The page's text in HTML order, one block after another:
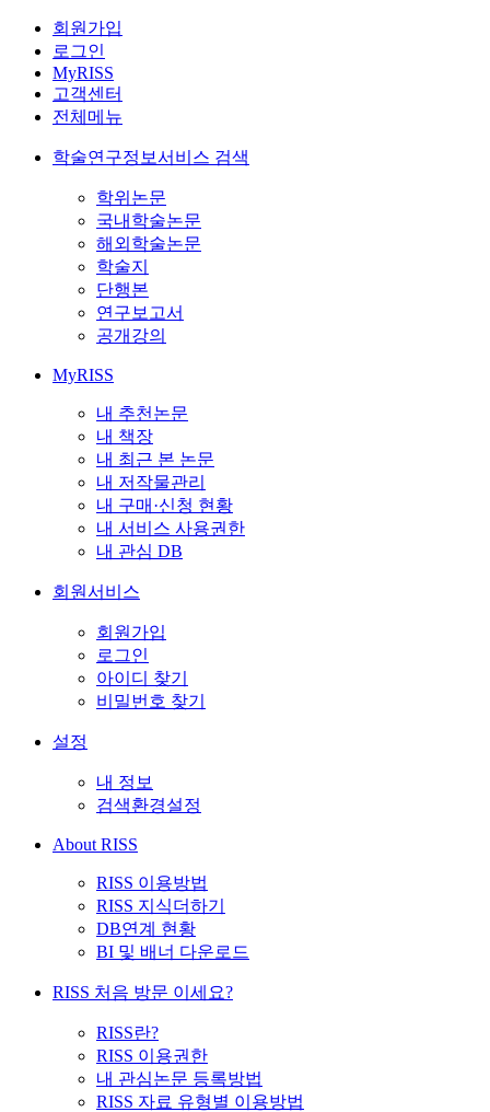
회원가입
로그인
MyRISS
고객센터
전체메뉴
학술연구정보서비스 검색
학위논문
국내학술논문
해외학술논문
학술지
단행본
연구보고서
공개강의
MyRISS
내 추천논문
내 책장
내 최근 본 논문
내 저작물관리
내 구매·신청 현황
내 서비스 사용권한
내 관심 DB
회원서비스
회원가입
로그인
아이디 찾기
비밀번호 찾기
설정
내 정보
검색환경설정
About RISS
RISS 이용방법
RISS 지식더하기
DB연계 현황
BI 및 배너 다운로드
RISS 처음 방문 이세요?
RISS란?
RISS 이용권한
내 관심논문 등록방법
RISS 자료 유형별 이용방법